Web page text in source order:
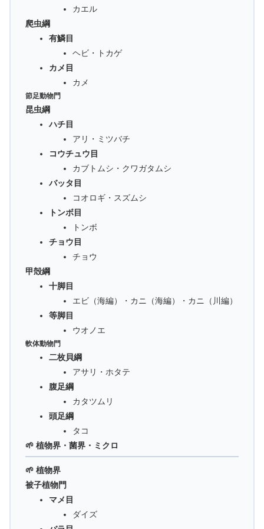
カエル
爬虫綱
有鱗目
ヘビ・トカゲ
カメ目
カメ
節足動物門
昆虫綱
ハチ目
アリ・ミツバチ
コウチュウ目
カブトムシ・クワガタムシ
バッタ目
コオロギ・スズムシ
トンボ目
トンボ
チョウ目
チョウ
甲殻綱
十脚目
エビ（海編）・カニ（海編）・カニ（川編）
等脚目
ウオノエ
軟体動物門
二枚貝綱
アサリ・ホタテ
腹足綱
カタツムリ
頭足綱
タコ
🌱 植物界・菌界・ミクロ
🌱 植物界
被子植物門
マメ目
ダイズ